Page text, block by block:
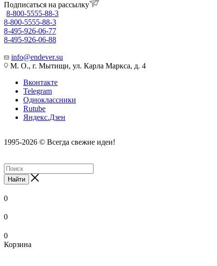
Подписаться на рассылку
8-800-5555-88-3
8-800-5555-88-3
8-495-926-06-77
8-495-926-06-88
info@endever.su
М. О., г. Мытищи, ул. Карла Маркса, д. 4
Вконтакте
Telegram
Одноклассники
Rutube
Яндекс.Дзен
1995-2026 © Всегда свежие идеи!
Найти
0
0
0
Корзина